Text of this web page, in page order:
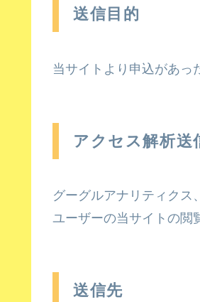
送信目的
当サイトより申込があっ
アクセス解析送
グーグルアナリティクス
ユーザーの当サイトの閲
送信先